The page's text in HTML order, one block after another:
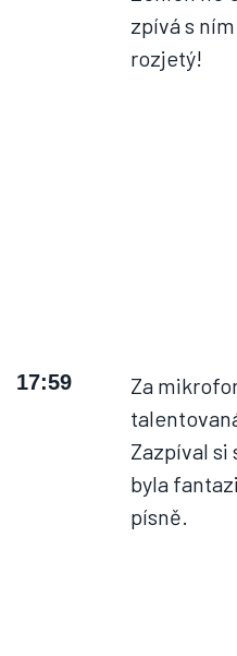
zpívá s
rozjetý!
17:59
Za
Zazpíval si
byla
písně.